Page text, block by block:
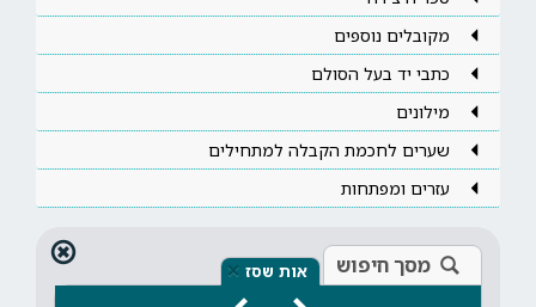
מקובלים נוספים
כתבי יד בעל הסולם
מילונים
שערים לחכמת הקבלה למתחילים
עזרים ומפתחות
מסך חיפוש אות שסז ×